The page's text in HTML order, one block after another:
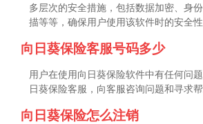
多层次的安全措施，包括数据加密、身
描等等，确保用户使用该软件时的安全性
向日葵保险客服号码多少
用户在使用向日葵保险软件中有任何问
日葵保险客服，向客服咨询问题和寻求帮
向日葵保险怎么注销